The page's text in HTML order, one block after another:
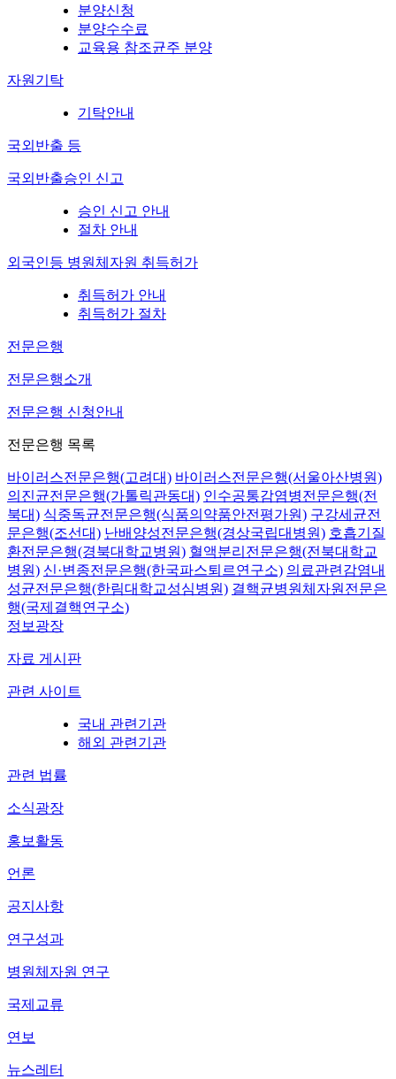
분양신청
분양수수료
교육용 참조균주 분양
자원기탁
기탁안내
국외반출 등
국외반출승인 신고
승인 신고 안내
절차 안내
외국인등 병원체자원 취득허가
취득허가 안내
취득허가 절차
전문은행
전문은행소개
전문은행 신청안내
전문은행 목록
바이러스전문은행(고려대) 바이러스전문은행(서울아산병원)
의진균전문은행(가톨릭관동대) 인수공통감염병전문은행(전
북대) 식중독균전문은행(식품의약품안전평가원) 구강세균전
문은행(조선대) 난배양성전문은행(경상국립대병원) 호흡기질
환전문은행(경북대학교병원) 혈액분리전문은행(전북대학교
병원) 신·변종전문은행(한국파스퇴르연구소) 의료관련감염내
성균전문은행(한림대학교성심병원) 결핵균병원체자원전문은
행(국제결핵연구소)
정보광장
자료 게시판
관련 사이트
국내 관련기관
해외 관련기관
관련 법률
소식광장
홍보활동
언론
공지사항
연구성과
병원체자원 연구
국제교류
연보
뉴스레터